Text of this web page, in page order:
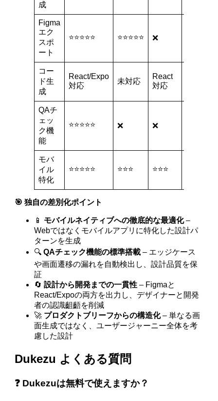
成
Figma
エク
スポ
ート
⭐⭐⭐⭐⭐ ⭐⭐⭐⭐⭐ ❌
コー
ド生
成
React/Expo
対応
未対応
React
対応
QAチ
ェッ
ク機
能
⭐⭐⭐⭐⭐ ❌ ❌
モバ
イル
特化
⭐⭐⭐⭐⭐ ⭐⭐⭐ ⭐⭐⭐
🎯 独自の差別化ポイント
📱 モバイルネイティブへの徹底的な最適化–
Webではなくモバイルアプリに特化した設計パ
ターンを生成
🔍QAチェック機能の標準搭載 – エッジケース
や画面遷移の漏れを自動検出し、設計品質を保
証
🔄設計から開発までの一貫性 – Figmaと
React/Expoの両方を出力し、デザイナーと開発
者の認識齟齬を削減
🚀 プロダクトブリーフからの構造化– 単なる画
面生成ではなく、ユーザージャーニー全体を考
慮した設計
Dukezu よくある質問
❓ Dukezuは無料で使えますか？